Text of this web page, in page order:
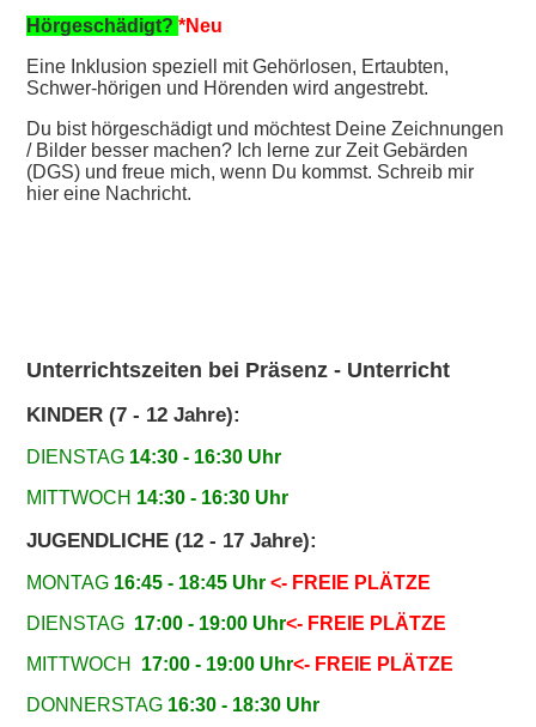
Hörgeschädigt?*Neu
Eine Inklusionspeziell
mit Gehörlosen, Ertaubten,
Schwer-hörigen und Hörenden wird angestrebt.
Du bist hörgeschädigt und möchtest Deine Zeichnungen
/ Bilder besser machen? Ich lerne zur Zeit Gebärden
(DGS) und freue mich, wenn Du kommst. Schreib mir
hier eine Nachricht.
Unterrichtszeiten bei Präsenz - Unterricht
KINDER (7 - 12 Jahre):
DIENSTAG 14:30 - 16:30 Uhr
MITTWOCH 14:30 - 16:30 Uhr
JUGENDLICHE (12 - 17 Jahre):
MONTAG 16:45 - 18:45 Uhr<- FREIE PLÄTZE
DIENSTAG 17:00 - 19:00 Uhr<- FREIE PLÄTZE
MITTWOCH 17:00 - 19:00 Uhr<- FREIE PLÄTZE
DONNERSTAG 16:30 - 18:30 Uhr